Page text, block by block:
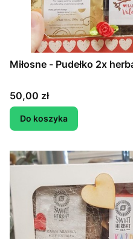
Miłosne - Pudełko 2x
Cena
50,00 zł
Do koszyka